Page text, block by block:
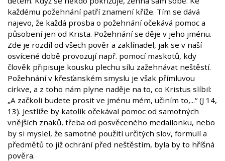
každému požehnání patří znamení kříže. Tím se dává
najevo, že každá prosba o požehnání očekává pomoc a
působení jen od Krista. Požehnání se děje v jeho jménu.
Zde je rozdíl od všech pověr a zaklínadel, jak se v naší
osvícené době provozují např. pomocí maskotů, kdy
člověk připisuje kousku plechu sílu zažehnávat neštěstí.
Požehnání v křesťanském smyslu je však přímluvou
církve, a z toho nám plyne naděje na to, co Kristus slíbil:
„A začkoli budete prosit ve jménu mém, učiním to,...“ (J 14,
13). Jestliže by katolík očekával pomoc od samotných
vnějších znaků, třeba od posvěceného medailonku, nebo
by si myslel, že samotné použití určitých slov, formulí a
předmětů to již ochrání před neštěstím, byla by to hříšná
pověra.